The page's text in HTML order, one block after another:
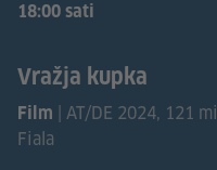
18:00 sati
Vražja kupka
Film
| AT/DE 2024, 121
Fiala